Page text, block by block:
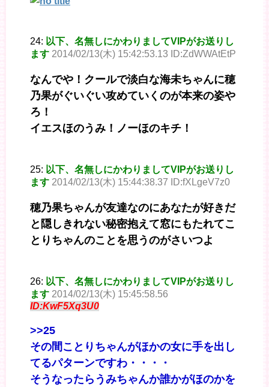
24: 以下、名無しにかわりましてVIPがお送りし
ます 2014/02/13(木) 15:42:53.13 ID:ZdWWAtEtP
なんでや！クールで淡白な海未ちゃんに穂
乃果がぐいぐい攻めていくのが本来の姿や
ろ！
イエスほのうみ！ノーほのキチ！
25: 以下、名無しにかわりましてVIPがお送りし
ます 2014/02/13(木) 15:44:38.37 ID:fXLgeV7z0
穂乃果ちゃんが友達なのにあなたが好きだ
と隠しきれない秘密抱えて窓にもたれてこ
とりちゃんのことを思うのがさいつよ
26: 以下、名無しにかわりましてVIPがお送りし
ます 2014/02/13(木) 15:45:58.56
ID:KwF5Xq3U0
>>25
その間ことりちゃんがほかの女に手を出し
てるパターンですわ・・・・
そうなったらうみちゃんか誰かがほのかを